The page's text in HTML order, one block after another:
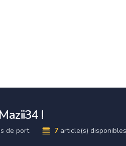
!
de port 7 article(s) disponibles